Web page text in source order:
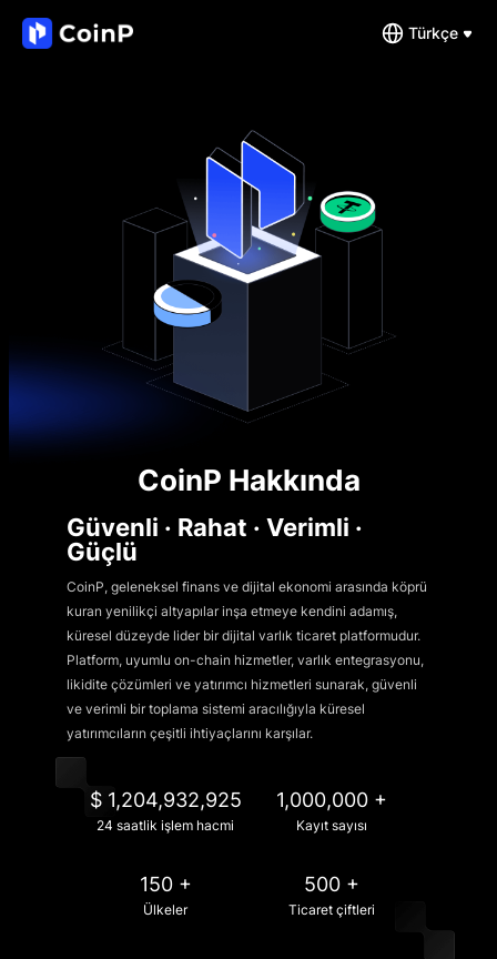
Türkçe
CoinP Hakkında
Güvenli · Rahat · Verimli ·
Güçlü
CoinP, geleneksel finans ve dijital ekonomi arasında köprü
kuran yenilikçi altyapılar inşa etmeye kendini adamış,
küresel düzeyde lider bir dijital varlık ticaret platformudur.
Platform, uyumlu on-chain hizmetler, varlık entegrasyonu,
likidite çözümleri ve yatırımcı hizmetleri sunarak, güvenli
ve verimli bir toplama sistemi aracılığıyla küresel
yatırımcıların çeşitli ihtiyaçlarını karşılar.
$ 1,204,932,925
24 saatlik işlem hacmi
1,000,000 +
Kayıt sayısı
150 +
Ülkeler
500 +
Ticaret çiftleri